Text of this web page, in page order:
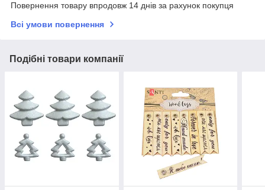
Повернення товару впродовж 14 днів за рахунок покупця
Всі умови повернення
Подібні товари компанії